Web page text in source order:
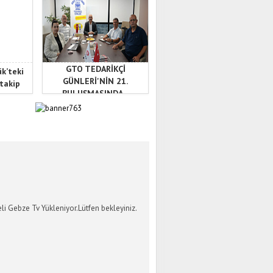
GTO TEDARİKÇİ
GÜNLERİ'NİN 21.
BULUŞMASINDA...
Gebze Tv Yükleniyor.Lütfen bekleyiniz.